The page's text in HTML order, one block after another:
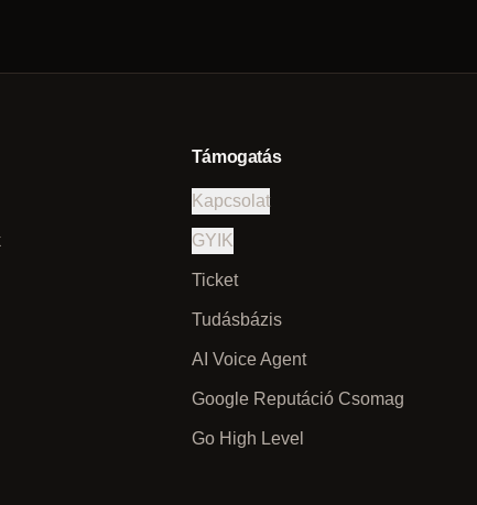
Támogatás
Kapcsolat
GYIK
Ticket
Tudásbázis
AI Voice Agent
Google Reputáció Csomag
Go High Level